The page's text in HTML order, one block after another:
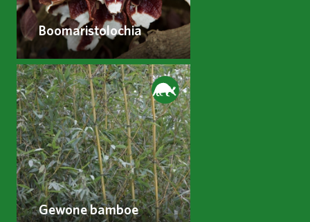
Boomaristolochia
Gewone bamboe